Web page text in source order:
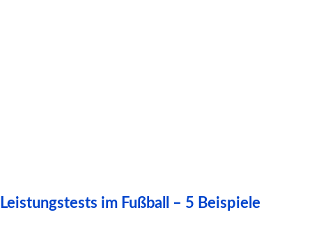
Leistungstests im Fußball – 5 Beispiele